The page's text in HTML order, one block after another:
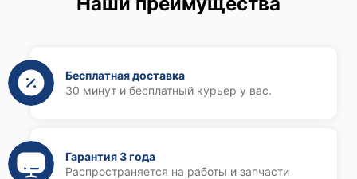
Бесплатная доставка
30 минут и бесплатный курьер у вас.
Гарантия 3 года
Распространяется на работы и запчасти